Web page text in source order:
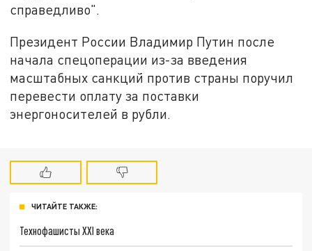
справедливо".
Президент России Владимир Путин после
начала спецоперации из-за введения
масштабных санкций против страны поручил
перевести оплату за поставки
энергоносителей в рубли.
ЧИТАЙТЕ ТАКЖЕ:
Технофашисты XXI века